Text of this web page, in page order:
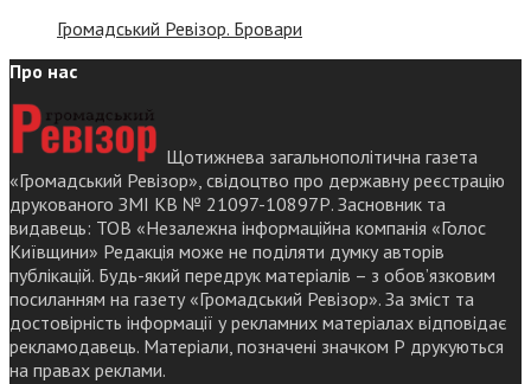
Громадський Ревізор. Бровари
Про нас
Щотижнева загальнополітична газета
«Громадський Ревізор», свідоцтво про державну реєстрацію
друкованого ЗМІ КВ № 21097-10897Р. Засновник та
видавець: ТОВ «Незалежна інформаційна компанія «Голос
Київщини» Редакція може не поділяти думку авторів
публікацій. Будь-який передрук матеріалів – з обов’язковим
посиланням на газету «Громадський Ревізор». За зміст та
достовірність інформації у рекламних матеріалах відповідає
рекламодавець. Матеріали, позначені значком Р друкуються
на правах реклами.